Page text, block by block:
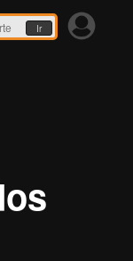
Ir